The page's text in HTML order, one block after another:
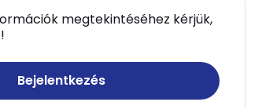
megtekintéséhez kérjük,
Bejelentkezés